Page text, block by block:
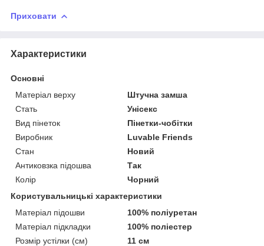
Приховати
Характеристики
Основні
Матеріал верху
Штучна замша
Стать
Унісекс
Вид пінеток
Пінетки-чобітки
Виробник
Luvable Friends
Стан
Новий
Антиковзка підошва
Так
Колір
Чорний
Користувальницькі характеристики
Матеріал підошви
100% поліуретан
Матеріал підкладки
100% поліестер
Розмір устілки (см)
11 см